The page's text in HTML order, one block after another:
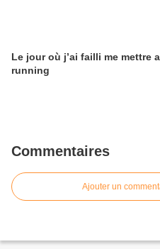
Le jour où j’ai failli me mettre
running
Commentaires
Ajouter un